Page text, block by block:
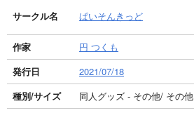
サークル名 ぱいそんきっど
作家
円 つくも
発行日
2021/07/18
種別/サイズ
同人グッズ - その他/ その他